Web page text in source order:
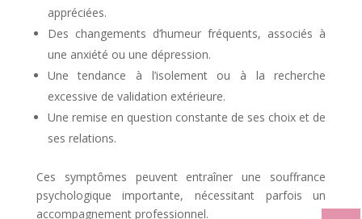
appréciées.
Des changements d’humeur fréquents, associés à
une anxiété ou une dépression.
Une tendance à l’isolement ou à la recherche
excessive de validation extérieure.
Une remise en question constante de ses choix et de
ses relations.
Ces symptômes peuvent entraîner une souffrance
psychologique importante, nécessitant parfois un
accompagnement professionnel.